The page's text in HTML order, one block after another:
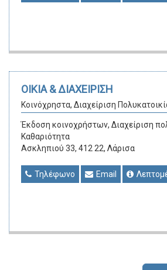
ΟΙΚΙΑ & ΔΙΑΧΕΙΡΙΣΗ
Κοινόχρηστα, Διαχείριση
Έκδοση κοινοχρήστων, Διαχείριση
Καθαριότητα
Ασκληπιού 33, 412 22, Λάρισα
Τηλέφωνο Email